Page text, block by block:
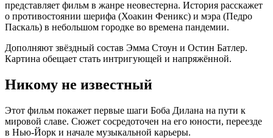
представляет фильм в жанре неовестерна. История расскажет
о противостоянии шерифа (Хоакин Феникс) и мэра (Педро
Паскаль) в небольшом городке во времена пандемии.
Дополняют звёздный состав Эмма Стоун и Остин Батлер.
Картина обещает стать интригующей и напряжённой.
Никому не известный
Этот фильм покажет первые шаги Боба Дилана на пути к
мировой славе. Сюжет сосредоточен на его юности, переезде
в Нью-Йорк и начале музыкальной карьеры.